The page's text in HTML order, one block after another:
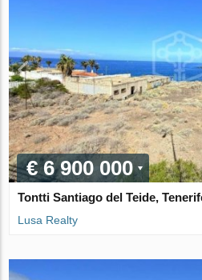
€ 6 900 000
Tontti Santiago del Teide,
Lusa Realty